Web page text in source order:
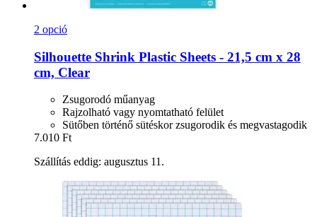
2 opció
Silhouette Shrink Plastic Sheets -​ 21,5 cm x 28
cm, Clear
Zsugorodó műanyag
Rajzolható vagy nyomtatható felület
Sütőben történő sütéskor zsugorodik és megvastagodik
7.010 Ft
Szállítás eddig: augusztus 11.